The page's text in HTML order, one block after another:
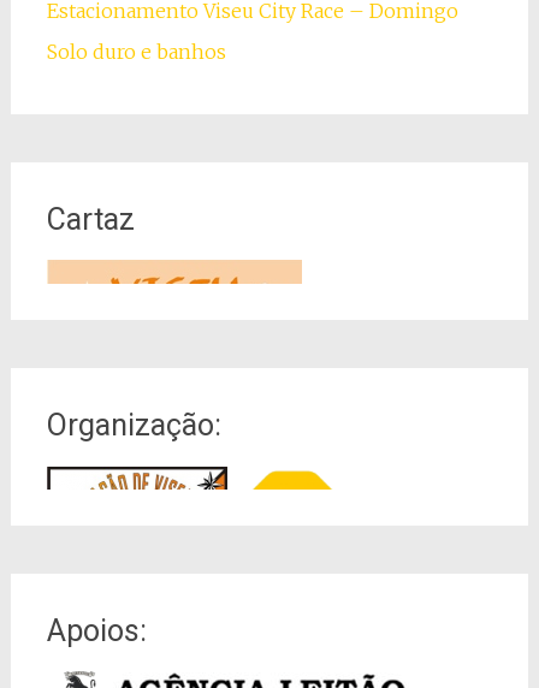
Estacionamento Viseu City Race – Domingo
Solo duro e banhos
Cartaz
Organização:
Apoios: